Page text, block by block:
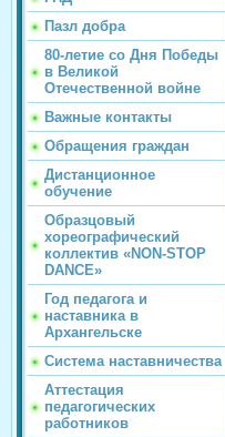
Пазл добра
80-летие со Дня Победы
в Великой
Отечественной войне
Важные контакты
Обращения граждан
Дистанционное
обучение
Образцовый
хореографический
коллектив «NON-STOP
DANCE»
Год педагога и
наставника в
Архангельске
Система наставничества
Аттестация
педагогических
работников